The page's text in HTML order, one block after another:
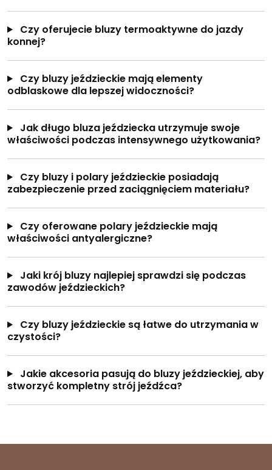
Czy oferujecie bluzy termoaktywne do jazdy
konnej?
Czy bluzy jeździeckie mają elementy
odblaskowe dla lepszej widoczności?
Jak długo bluza jeździecka utrzymuje swoje
właściwości podczas intensywnego użytkowania?
Czy bluzy i polary jeździeckie posiadają
zabezpieczenie przed zaciągnięciem materiału?
Czy oferowane polary jeździeckie mają
właściwości antyalergiczne?
Jaki krój bluzy najlepiej sprawdzi się podczas
zawodów jeździeckich?
Czy bluzy jeździeckie są łatwe do utrzymania w
czystości?
Jakie akcesoria pasują do bluzy jeździeckiej, aby
stworzyć kompletny strój jeźdźca?